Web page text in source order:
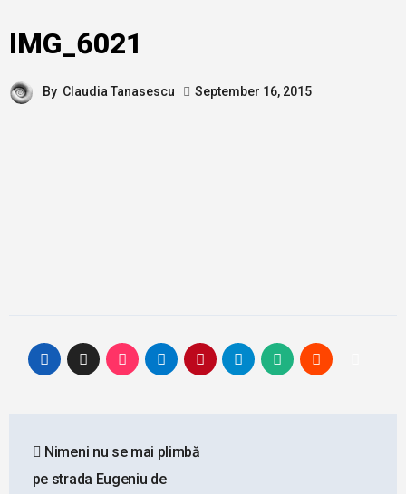
IMG_6021
By Claudia Tanasescu September 16, 2015
navigation
Nimeni nu se mai plimbă
pe strada Eugeniu de